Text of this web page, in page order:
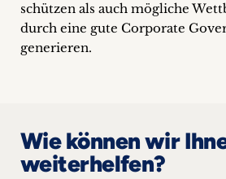
schützen als auch mögliche
durch eine gute Corporate
generieren.
Wie können wir
weiterhelfen?